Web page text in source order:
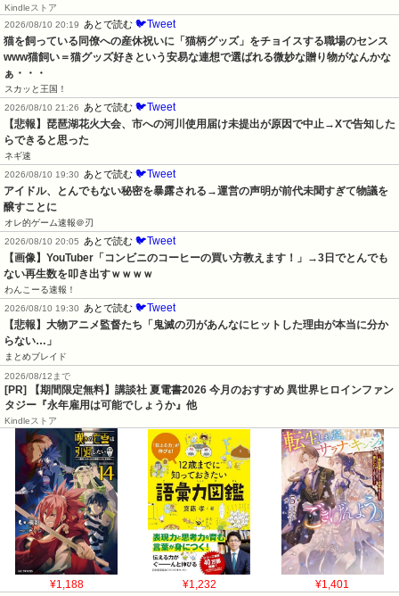
Kindleストア
2026/08/10 20:19 あとで読む 🐦Tweet
猫を飼っている同僚への産休祝いに「猫柄グッズ」をチョイスする職場のセンス
www猫飼い＝猫グッズ好きという安易な連想で選ばれる微妙な贈り物がなんかな
ぁ・・・
スカッと王国！
2026/08/10 21:26 あとで読む 🐦Tweet
【悲報】琵琶湖花火大会、市への河川使用届け未提出が原因で中止→Xで告知した
らできると思った
ネギ速
2026/08/10 19:30 あとで読む 🐦Tweet
アイドル、とんでもない秘密を暴露される→運営の声明が前代未聞すぎて物議を
醸すことに
オレ的ゲーム速報＠刃
2026/08/10 20:05 あとで読む 🐦Tweet
【画像】YouTuber「コンビニのコーヒーの買い方教えます！」→3日でとんでも
ない再生数を叩き出すｗｗｗｗ
わんこーる速報！
2026/08/10 19:30 あとで読む 🐦Tweet
【悲報】大物アニメ監督たち「鬼滅の刃があんなにヒットした理由が本当に分か
らない…」
まとめブレイド
2026/08/12まで
[PR] 【期間限定無料】講談社 夏電書2026 今月のおすすめ 異世界ヒロインファン
タジー『永年雇用は可能でしょうか』他
Kindleストア
¥1,188 ¥1,232 ¥1,401